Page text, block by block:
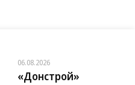
06.08.2026
«Донстрой»